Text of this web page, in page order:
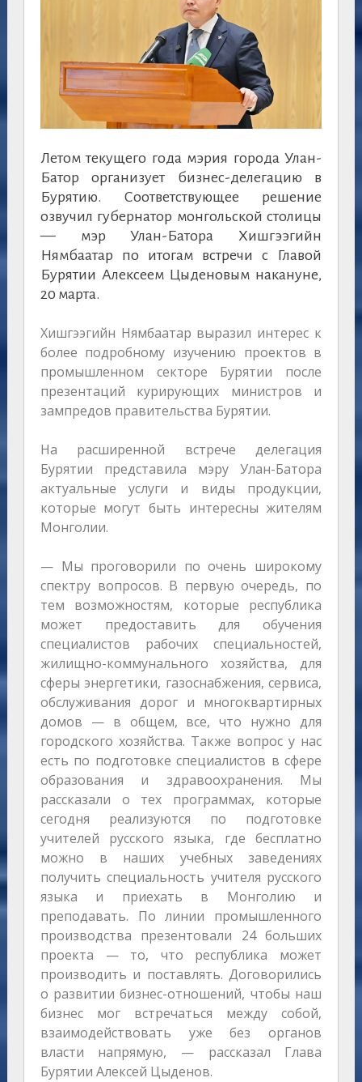
Летом текущего года мэрия города Улан-
Батор организует бизнес-делегацию в
Бурятию. Соответствующее решение
озвучил губернатор монгольской столицы
— мэр Улан-Батора Хишгээгийн
Нямбаатар по итогам встречи с Главой
Бурятии Алексеем Цыденовым накануне,
20 марта.
Хишгээгийн Нямбаатар выразил интерес к
более подробному изучению проектов в
промышленном секторе Бурятии после
презентаций курирующих министров и
зампредов правительства Бурятии.
На расширенной встрече делегация
Бурятии представила мэру Улан-Батора
актуальные услуги и виды продукции,
которые могут быть интересны жителям
Монголии.
— Мы проговорили по очень широкому
спектру вопросов. В первую очередь, по
тем возможностям, которые республика
может предоставить для обучения
специалистов рабочих специальностей,
жилищно-коммунального хозяйства, для
сферы энергетики, газоснабжения, сервиса,
обслуживания дорог и многоквартирных
домов — в общем, все, что нужно для
городского хозяйства. Также вопрос у нас
есть по подготовке специалистов в сфере
образования и здравоохранения. Мы
рассказали о тех программах, которые
сегодня реализуются по подготовке
учителей русского языка, где бесплатно
можно в наших учебных заведениях
получить специальность учителя русского
языка и приехать в Монголию и
преподавать. По линии промышленного
производства презентовали 24 больших
проекта — то, что республика может
производить и поставлять. Договорились
о развитии бизнес-отношений, чтобы наш
бизнес мог встречаться между собой,
взаимодействовать уже без органов
власти напрямую, — рассказал Глава
Бурятии Алексей Цыденов.